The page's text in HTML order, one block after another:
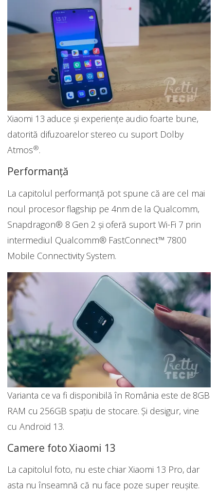
Xiaomi 13 aduce și experiențe audio foarte bune,
datorită difuzoarelor stereo cu suport Dolby
Atmos®.
Performanță
La capitolul performanță pot spune că are cel mai
noul procesor flagship pe 4nm de la Qualcomm,
Snapdragon® 8 Gen 2 și oferă suport Wi-Fi 7 prin
intermediul Qualcomm® FastConnect™ 7800
Mobile Connectivity System.
Varianta ce va fi disponibilă în România este de 8GB
RAM cu 256GB spațiu de stocare. Și desigur, vine
cu Android 13.
Camere foto Xiaomi 13
La capitolul foto, nu este chiar Xiaomi 13 Pro, dar
asta nu înseamnă că nu face poze super reușite.